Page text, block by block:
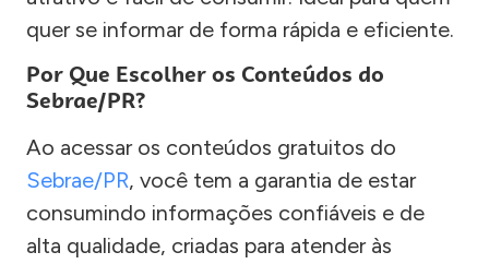
quer se informar de forma rápida e eficiente.
Por Que Escolher os Conteúdos do
Sebrae/PR?
Ao acessar os conteúdos gratuitos do
Sebrae/PR, você tem a garantia de estar
consumindo informações confiáveis e de
alta qualidade, criadas para atender às